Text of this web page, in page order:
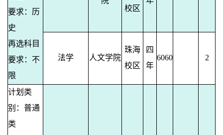
要求：历
史
再选科目
要求：不
限
校区
法学 人文学院
珠海
校区
四
年
6060 2
计划类
别：普通
类